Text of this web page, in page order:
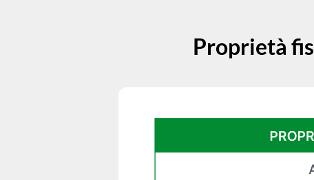
Proprietà